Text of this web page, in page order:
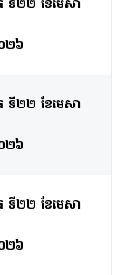
២៦
ទី២២ ខែមេសា
២៦
ទី២២ ខែមេសា
២៦